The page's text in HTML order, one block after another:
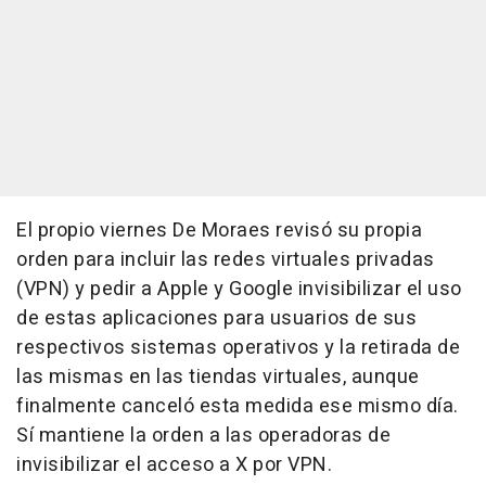
El propio viernes De Moraes revisó su propia
orden para incluir las redes virtuales privadas
(VPN) y pedir a Apple y Google invisibilizar el uso
de estas aplicaciones para usuarios de sus
respectivos sistemas operativos y la retirada de
las mismas en las tiendas virtuales, aunque
finalmente canceló esta medida ese mismo día.
Sí mantiene la orden a las operadoras de
invisibilizar el acceso a X por VPN.